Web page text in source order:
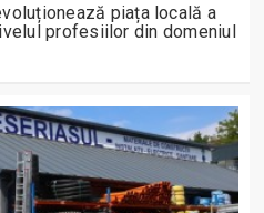
piața locală a
profesiilor din domeniul